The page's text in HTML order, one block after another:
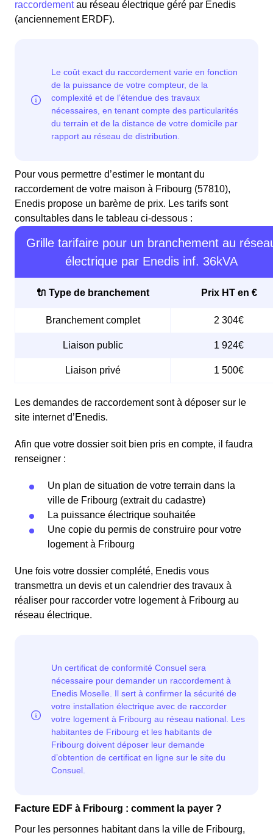
raccordementau réseau électrique géré par Enedis
(anciennement ERDF).
Pour vous permettre d’estimer le montant du
raccordement de votre maison à Fribourg (57810),
Enedis propose un barème de prix. Les tarifs sont
consultables dans le tableau ci-dessous :
Grille tarifaire pour un branchement au
électrique par Enedis inf. 36kVA
🔌 Type de branchement Prix HT en €
Branchement complet 2 304€
Liaison public 1 924€
Liaison privé 1 500€
Les demandes de raccordement sont à déposer sur le
site internet d’Enedis.
Afin que votre dossier soit bien pris en compte, il faudra
renseigner :
Un plan de situation de votre terrain dans la
ville de Fribourg (extrait du cadastre)
La puissance électrique souhaitée
Une copie du permis de construire pour votre
logement à Fribourg
Une fois votre dossier complété, Enedis vous
transmettra un devis et un calendrier des travaux à
réaliser pour raccorder votre logement à Fribourg au
réseau électrique.
Facture EDF à Fribourg : comment la payer ?
Pour les personnes habitant dans la ville de Fribourg,